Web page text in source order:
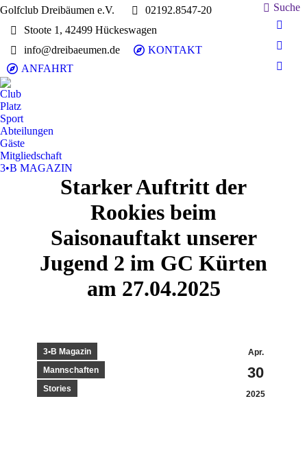
Golfclub Dreibäumen e.V.
02192.8547-20
Stoote 1, 42499 Hückeswagen
info@dreibaeumen.de
KONTAKT
ANFAHRT
Search:
Suche
E-
Mail
page
page
Club
Platz
Sport
Abteilungen
Gäste
Mitgliedschaft
3•B MAGAZIN
Starker Auftritt der
Rookies beim
Saisonauftakt unserer
Jugend 2 im GC Kürten
am 27.04.2025
Apr.
30
2025
3•B Magazin
Mannschaften
Stories